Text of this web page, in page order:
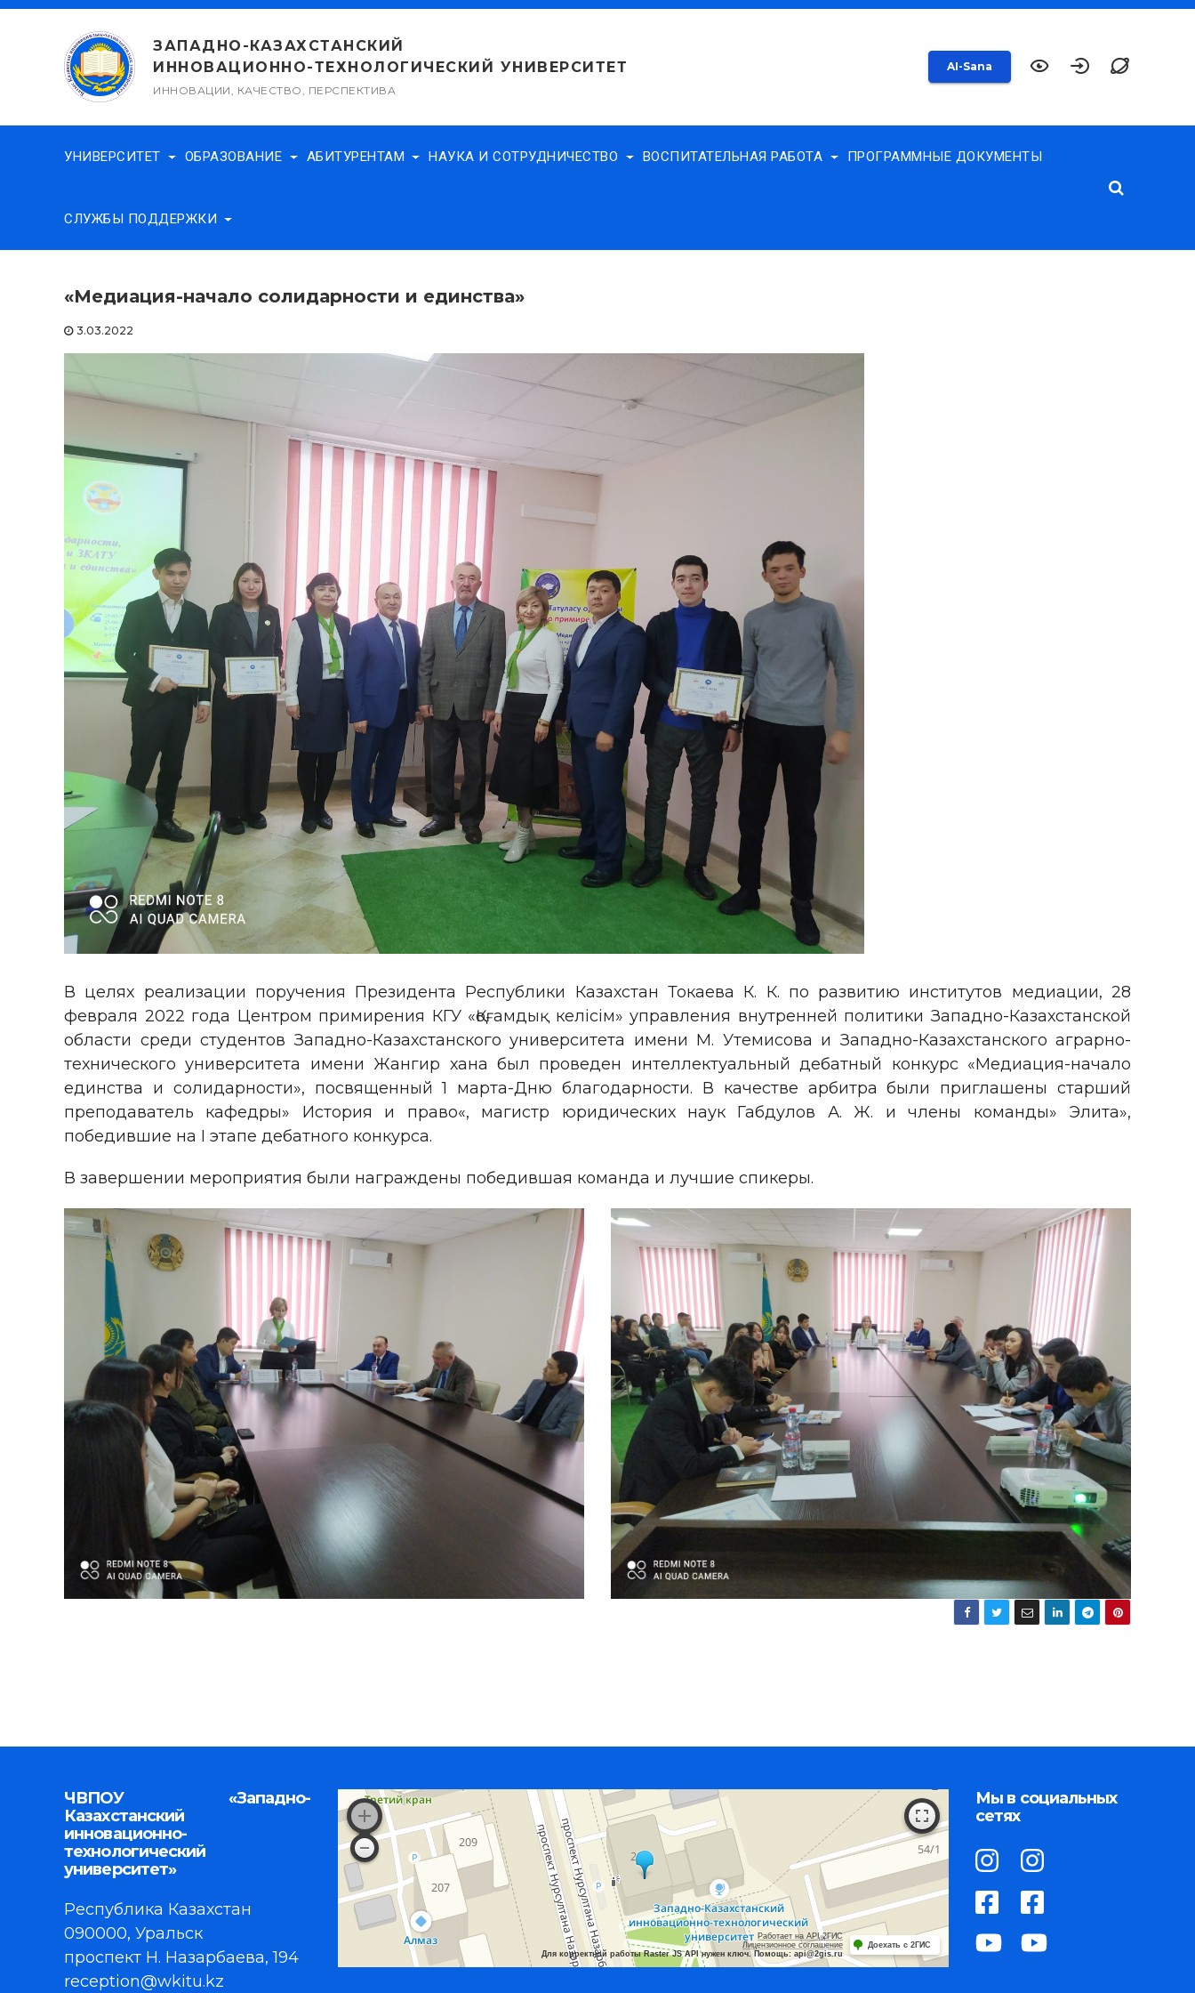
Перейти
содержимому
ЗАПАДНО-КАЗАХСТАНСКИЙ
ИННОВАЦИОННО-ТЕХНОЛОГИЧЕСКИЙ УНИВЕРСИТЕТ
ИННОВАЦИИ, КАЧЕСТВО, ПЕРСПЕКТИВА
AI-Sana
УНИВЕРСИТЕТ ОБРАЗОВАНИЕ АБИТУРЕНТАМ НАУКА И СОТРУДНИЧЕСТВО ВОСПИТАТЕЛЬНАЯ РАБОТА ПРОГРАММНЫЕ ДОКУМЕНТЫ
СЛУЖБЫ ПОДДЕРЖКИ
«Медиация-начало солидарности и единства»
3.03.2022
В целях реализации поручения Президента Республики Казахстан Токаева К. К. по развитию институтов медиации, 28
февраля 2022 года Центром примирения КГУ «Қоғамдық келісім» управления внутренней политики Западно-Казахстанской
области среди студентов Западно-Казахстанского университета имени М. Утемисова и Западно-Казахстанского аграрно-
технического университета имени Жангир хана был проведен интеллектуальный дебатный конкурс «Медиация-начало
единства и солидарности», посвященный 1 марта-Дню благодарности. В качестве арбитра были приглашены старший
преподаватель кафедры» История и право«, магистр юридических наук Габдулов А. Ж. и члены команды» Элита»,
победившие на I этапе дебатного конкурса.
В завершении мероприятия были награждены победившая команда и лучшие спикеры.
ЧВПОУ «Западно-
Казахстанский
инновационно-
технологический
университет»
Республика Казахстан
090000, Уральск
проспект Н. Назарбаева, 194
reception@wkitu.kz
Работает на API 2ГИС
Лицензионное соглашение
Для корректной работы Raster JS API нужен ключ. Помощь: api@2gis.ru
Доехать с 2ГИС
Мы в социальных
сетях